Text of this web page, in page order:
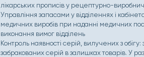
лікарських прописів у рецептурно-
Управління запасами у відділеннях і
медичних виробів при наданні медичних
виконання вимог відділень
Контроль наявності серій, вилучених з
забракованих серій в залишках товарів. У